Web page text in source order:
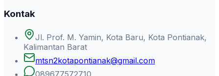
Kontak
Jl. Prof. M. Yamin, Kota Baru, Kota Pontianak,
Kalimantan Barat
mtsn2kotapontianak@gmail.com
089677572710